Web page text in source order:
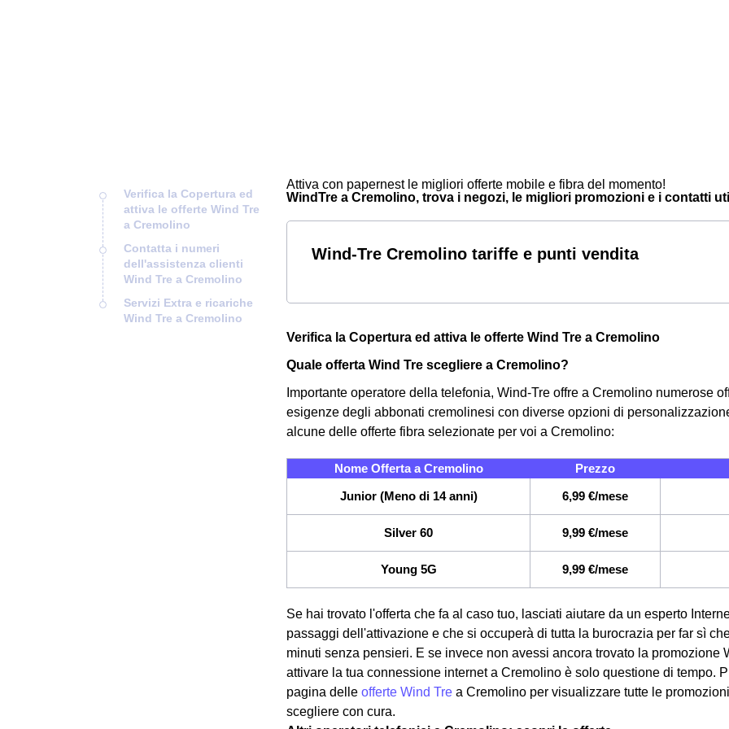
Verifica la Copertura ed
attiva le offerte Wind Tre
a Cremolino
Contatta i numeri
dell'assistenza clienti
Wind Tre a Cremolino
Servizi Extra e ricariche
Wind Tre a Cremolino
Attiva con papernest le migliori offerte mobile e fibra del momento!
WindTre a Cremolino, trova i negozi, le migliori promozioni e i contatti
Wind-Tre Cremolino tariffe e punti vendita
Verifica la Copertura ed attiva le offerte Wind Tre a Cremolino
Quale offerta Wind Tre scegliere a Cremolino?
Importante operatore della telefonia, Wind-Tre offre a Cremolino numerose
esigenze degli abbonati cremolinesi con diverse opzioni di
alcune delle offerte fibra selezionate per voi a Cremolino:
Nome Offerta a Cremolino
Prezzo
Junior (Meno di 14 anni)
6,99 €/mese
Silver 60 9,99 €/mese
Young 5G 9,99 €/mese
Se hai trovato l'offerta che fa al caso tuo, lasciati aiutare da un esperto
passaggi dell'attivazione e che si occuperà di tutta la burocrazia per far sì
minuti senza pensieri. E se invece non avessi ancora trovato la promozione
attivare la tua connessione internet a Cremolino è solo questione di tempo.
pagina delle offerte Wind Tre a Cremolino per visualizzare tutte le
scegliere con cura.